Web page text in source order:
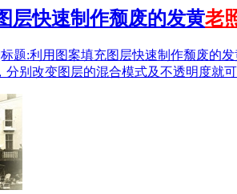
层快速制作颓废的发黄老
题:利用图案填充图层快速制作颓废的发
分别改变图层的混合模式及不透明度就